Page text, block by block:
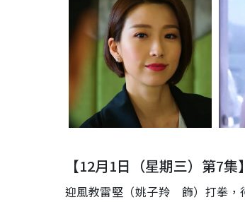
【12月1日（星期三）第7集】
迎風教雷堅（姚子羚 飾）打拳，